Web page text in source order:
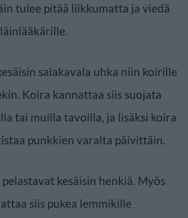
tulee pitää liikkumatta ja viedä
salakavala uhka niin koirille
Koira kannattaa siis suojata
tai muilla tavoilla, ja lisäksi koira
punkkien varalta päivittäin.
kesäisin henkiä. Myös
siis pukea lemmikille